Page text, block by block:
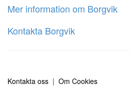
Mer information om Borgvik
Kontakta Borgvik
Kontakta oss | Om Cookies